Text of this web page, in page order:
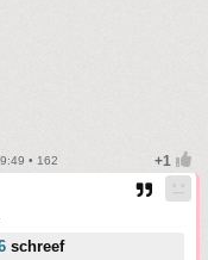
• 162
schreef